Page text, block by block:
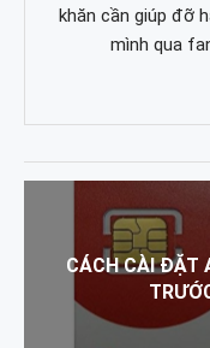
khăn cần giúp đỡ
mình qua
CÁCH CÀI ĐẶT